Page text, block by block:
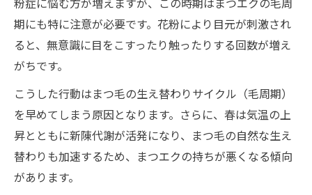
期にも特に注意が必要です。花粉により目元が刺激され
ると、無意識に目をこすったり触ったりする回数が増え
がちです。
こうした行動はまつ毛の生え替わりサイクル（毛周期）
を早めてしまう原因となります。さらに、春は気温の上
昇とともに新陳代謝が活発になり、まつ毛の自然な生え
替わりも加速するため、まつエクの持ちが悪くなる傾向
があります。